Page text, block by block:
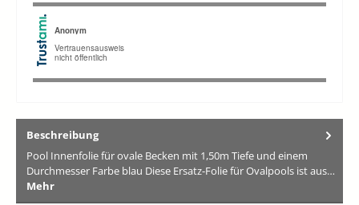
Beschreibung
Pool Innenfolie für ovale Becken mit 1,50m Tiefe und einem
Durchmesser Farbe blau Diese Ersatz-Folie für Ovalpools ist aus…
Mehr